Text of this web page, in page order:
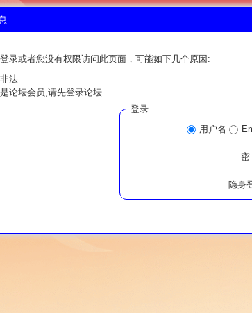
录或者您没有权限访问此页面，可能如下几个原因:
法
论坛会员,请先登录论坛
登录
用户名
隐身